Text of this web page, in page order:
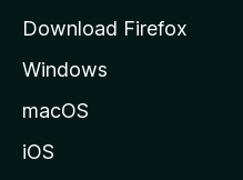
g
i
Download Firefox
Windows
macOS
iOS